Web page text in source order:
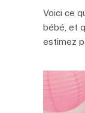
Voici ce
bébé, et
estimez